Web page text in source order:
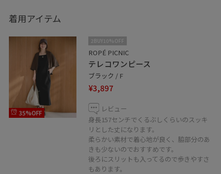
着用アイテム
35%OFF
2BUY10%OFF
ROPÉ PICNIC
テレコワンピース
ブラック / F
¥3,897
レビュー
身長157センチでくるぶしくらいのスッキ
リとした丈になります。
柔らかい素材で着心地が良く、脇部分のあ
きも少ないのでおすすめです。
後ろにスリットも入ってるので歩きやすさ
もあります。